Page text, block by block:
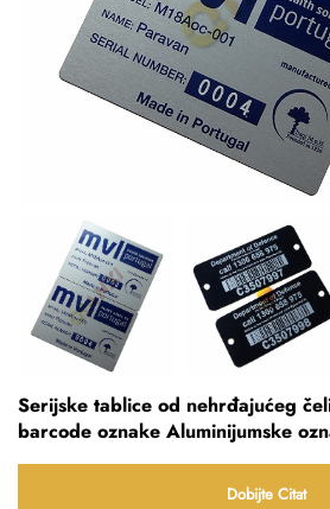
Serijske tablice od nehrđajućeg
barcode oznake Aluminijumske
Dobijte Citat